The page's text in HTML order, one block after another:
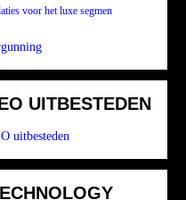
voor het luxe segmen
UITBESTEDEN
uitbesteden